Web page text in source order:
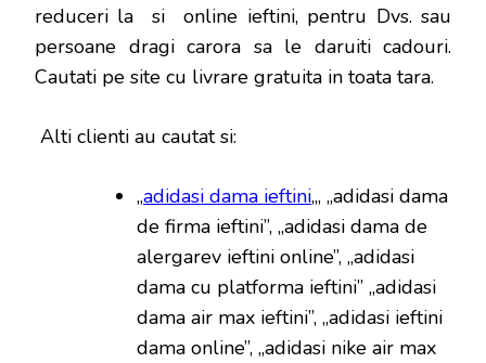
reduceri la si online ieftini, pentru Dvs. sau
persoane dragi carora sa le daruiti cadouri.
Cautati pe site cu livrare gratuita in toata tara.
Alti clienti au cautat si:
„adidasi dama ieftini„, „adidasi dama
de firma ieftini”, „adidasi dama de
alergarev ieftini online”, „adidasi
dama cu platforma ieftini” „adidasi
dama air max ieftini”, „adidasi ieftini
dama online”, „adidasi nike air max